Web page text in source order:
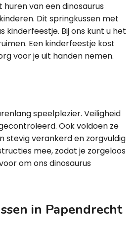
huren van een dinosaurus
Dit springkussen met
Bij ons kunt u het
Een kinderfeestje kost
voor je uit handen nemen.
speelplezier. Veiligheid
Ook voldoen ze
stevig verankerd en zorgvuldig
mee, zodat je zorgeloos
om ons dinosaurus
in Papendrecht